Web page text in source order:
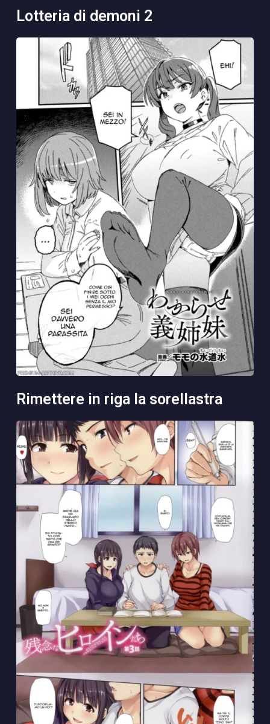
lotteria di demoni 2
rimettere in riga la sorellastra